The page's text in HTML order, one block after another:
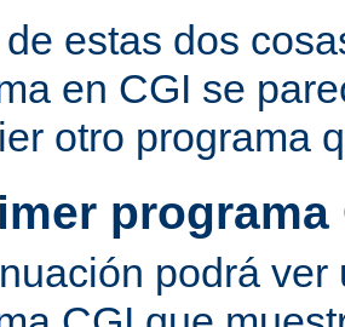
estas dos
en CGI se
otro programa
programa
podrá ver